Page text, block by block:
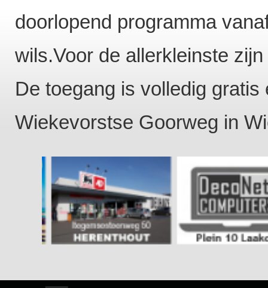
doorlopend programma
wils.Voor de allerkleinste
De toegang is volledig
Wiekevorstse Goorweg in